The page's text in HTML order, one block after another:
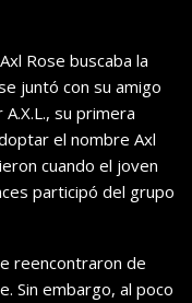
Rose buscaba la
juntó con su amigo
su primera
el nombre Axl
cuando el joven
participó del grupo
reencontraron de
Sin embargo, al poco